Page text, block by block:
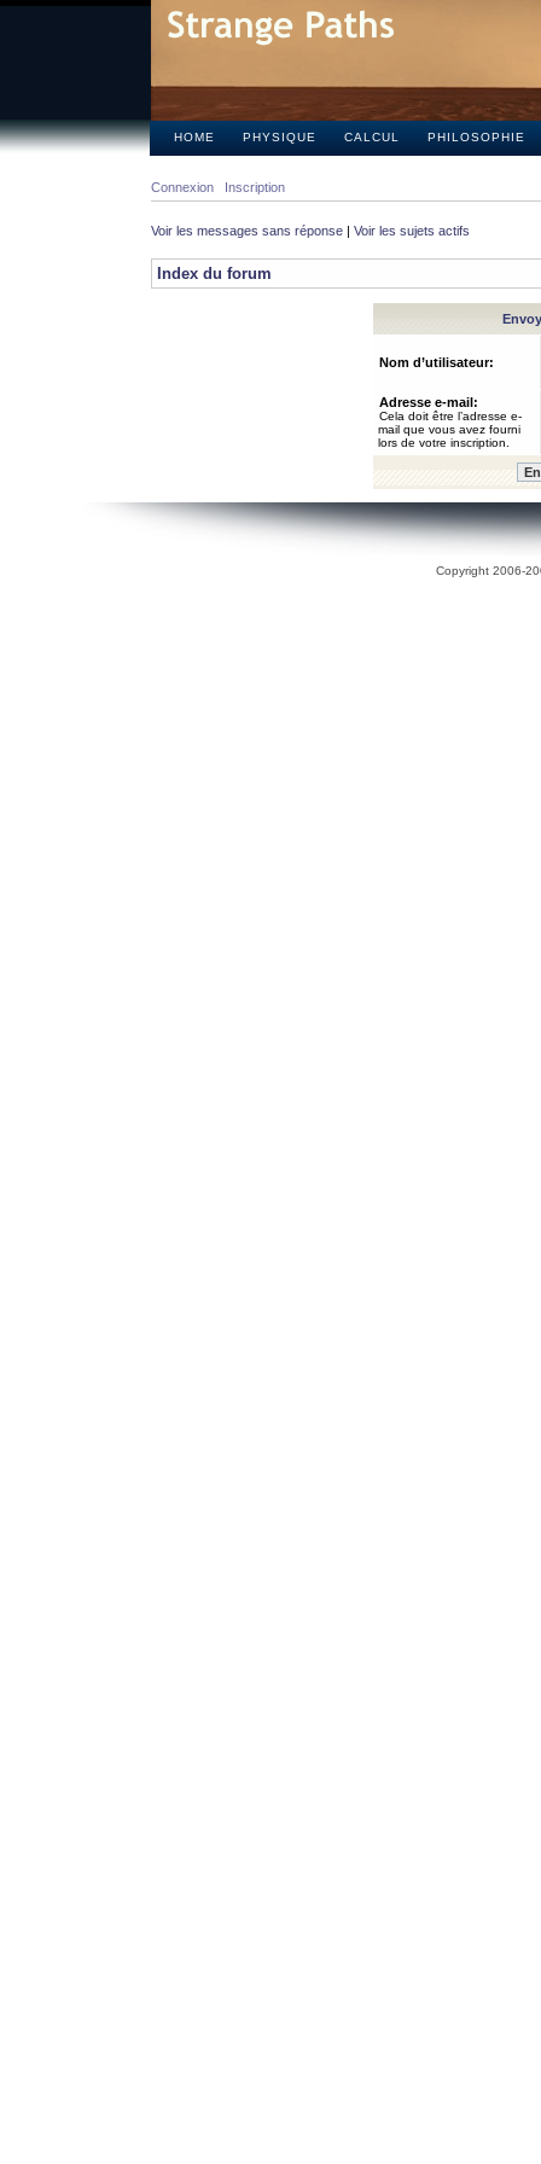
HOME PHYSIQUE CALCUL PHILOSOPHIE
Connexion Inscription
Voir les messages sans réponse | Voir les sujets actifs
Index du forum
Nom d’utilisateur:
Adresse e-mail:
Cela doit être l’adresse e-
mail que vous avez fourni
lors de votre inscription.
Copyright 2006-